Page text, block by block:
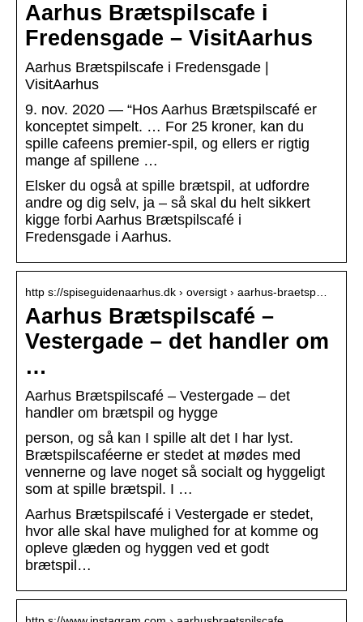
Aarhus Brætspilscafe i
Fredensgade – VisitAarhus
Aarhus Brætspilscafe i Fredensgade |
VisitAarhus
9. nov. 2020 — “Hos Aarhus Brætspilscafé er
konceptet simpelt. … For 25 kroner, kan du
spille cafeens premier-spil, og ellers er rigtig
mange af spillene …
Elsker du også at spille brætspil, at udfordre
andre og dig selv, ja – så skal du helt sikkert
kigge forbi Aarhus Brætspilscafé i
Fredensgade i Aarhus.
http s://spiseguidenaarhus.dk › oversigt › aarhus-braetsp…
Aarhus Brætspilscafé –
Vestergade – det handler om
…
Aarhus Brætspilscafé – Vestergade – det
handler om brætspil og hygge
person, og så kan I spille alt det I har lyst.
Brætspilscaféerne er stedet at mødes med
vennerne og lave noget så socialt og hyggeligt
som at spille brætspil. I …
Aarhus Brætspilscafé i Vestergade er stedet,
hvor alle skal have mulighed for at komme og
opleve glæden og hyggen ved et godt
brætspil…